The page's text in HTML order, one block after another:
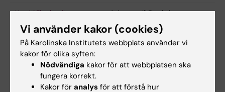
Harald Eberhardt Anknuten till Forskning
Isabella Ekheden Anknuten till Forskning
Lena Ekström
Undervisning/handledning
Emelie Elfving Annan grund
Vi använder kakor (cookies)
På Karolinska Institutets webbplats använder vi
kakor för olika syften:
Nödvändiga kakor för att webbplatsen ska
fungera korrekt.
Kakor för analys för att förstå hur